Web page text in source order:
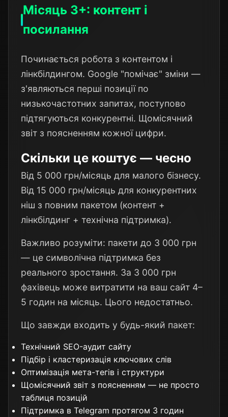
Місяць 3+: контент і
посилання
Починається робота з контентом і
лінкбілдингом. Google "помічає" зміни —
з'являються перші позиції по
низькочастотних запитах, поступово
підтягуються конкурентні. Щомісячний
звіт з поясненням кожної цифри.
Скільки це коштує — чесно
Від 5 000 грн/місяць для малого бізнесу.
Від 15 000 грн/місяць для конкурентних
ніш з повним пакетом (контент +
лінкбілдинг + технічна підтримка).
Важливо розуміти: пакети до 3 000 грн
— це символічна підтримка без
реального зростання. За 3 000 грн
фахівець може витратити на ваш сайт 4–
5 годин на місяць. Цього недостатньо.
Що завжди входить у будь-який пакет:
Технічний SEO-аудит сайту
Підбір і кластеризація ключових слів
Оптимізація мета-тегів і структури
Щомісячний звіт з поясненням — не просто
таблиця позицій
Підтримка в Telegram протягом 3 годин